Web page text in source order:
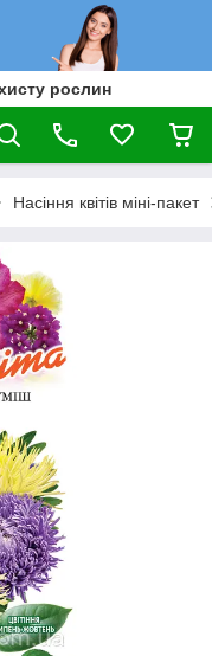
рослин
Насіння квітів міні-пакет